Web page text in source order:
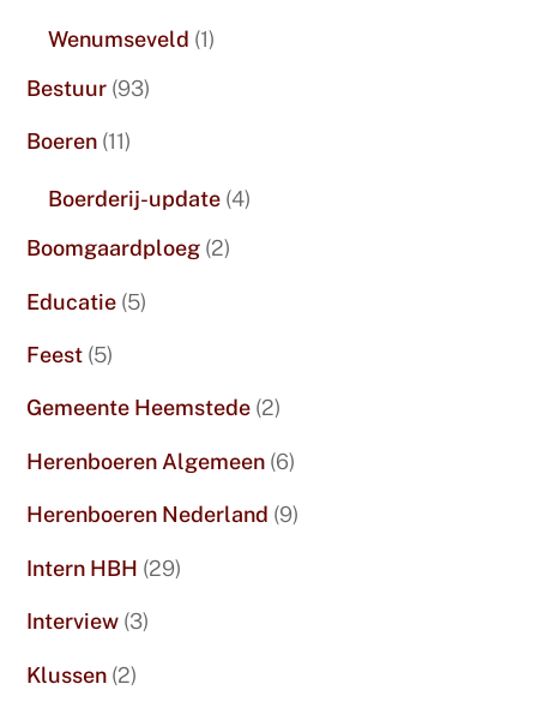
Wenumseveld (1)
Bestuur (93)
Boeren (11)
Boerderij-update (4)
Boomgaardploeg (2)
Educatie (5)
Feest (5)
Gemeente Heemstede (2)
Herenboeren Algemeen (6)
Herenboeren Nederland (9)
Intern HBH (29)
Interview (3)
Klussen (2)